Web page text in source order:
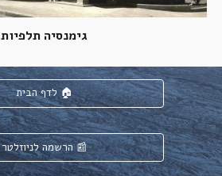
גימנסיה תלפיות
לדף הבית 🏠
הרשמה לניוזלטר 📰